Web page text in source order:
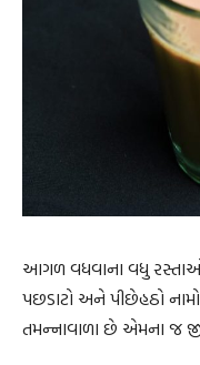
આગળ વધવાના વધુ
પછડાટો અને પીછેહઠો
તમન્નાવાળા છે એમના જ